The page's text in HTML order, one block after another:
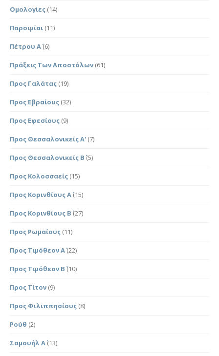
Ομολογίες (14)
Παροιμίαι (11)
Πέτρου Α΄(6)
Πράξεις Των Αποστόλων (61)
Προς Γαλάτας (19)
Προς Εβραίους (32)
Προς Εφεσίους (9)
Προς Θεσσαλονικείς Α' (7)
Προς Θεσσαλονικείς Β΄ (5)
Προς Κολοσσαείς (15)
Προς Κορινθίους Α΄(15)
Προς Κορινθίους Β΄ (27)
Προς Ρωμαίους (11)
Προς Τιμόθεον Α΄(22)
Προς Τιμόθεον Β΄ (10)
Προς Τίτον (9)
Προς Φιλιππησίους (8)
Ρούθ (2)
Σαμουήλ Α΄(13)